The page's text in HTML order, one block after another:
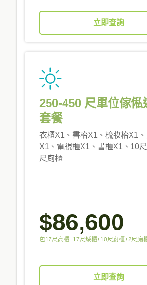
立即查詢
250-450 尺單位傢俬
套餐
衣櫃X1、書枱X1、梳妝枱X1
X1、電視櫃X1、書櫃X1、10
尺廁櫃
$86,600
包17尺高櫃+17尺矮櫃+10尺廚櫃+2尺廁
立即查詢